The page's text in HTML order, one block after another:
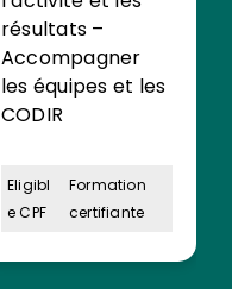
résultats –
Accompagner
les équipes et les
CODIR
Eligibl
e CPF
Formation
certifiante